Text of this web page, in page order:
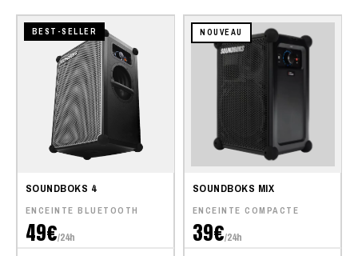
BEST-SELLER
SOUNDBOKS 4
ENCEINTE BLUETOOTH
49€/24h
NOUVEAU
SOUNDBOKS MIX
ENCEINTE COMPACTE
39€/24h